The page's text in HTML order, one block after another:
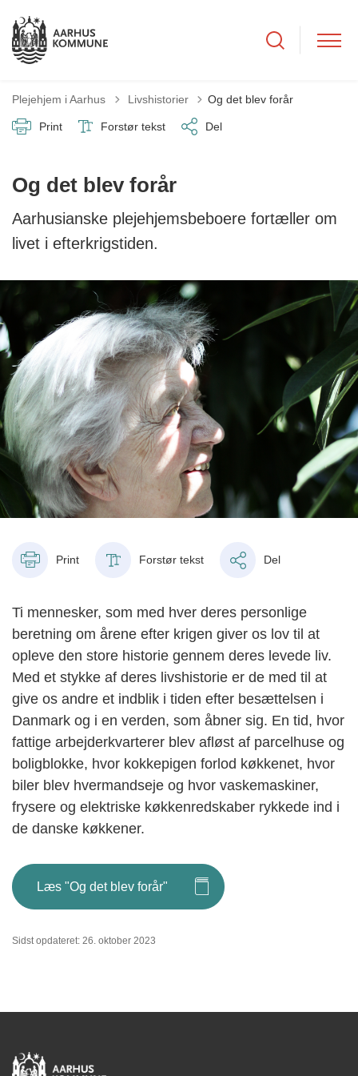
Plejehjem i Aarhus Tilbage til
Livshistorier Og det blev forår
Print Forstør tekst Del
Og det blev forår
Aarhusianske plejehjemsbeboere fortæller om
livet i efterkrigstiden.
Print Forstør tekst Del
Ti mennesker, som med hver deres personlige
beretning om årene efter krigen giver os lov til at
opleve den store historie gennem deres levede liv.
Med et stykke af deres livshistorie er de med til at
give os andre et indblik i tiden efter besættelsen i
Danmark og i en verden, som åbner sig. En tid, hvor
fattige arbejderkvarterer blev afløst af parcelhuse og
boligblokke, hvor kokkepigen forlod køkkenet, hvor
biler blev hvermandseje og hvor vaskemaskiner,
frysere og elektriske køkkenredskaber rykkede ind i
de danske køkkener.
Læs "Og det blev forår"
Sidst opdateret: 26. oktober 2023